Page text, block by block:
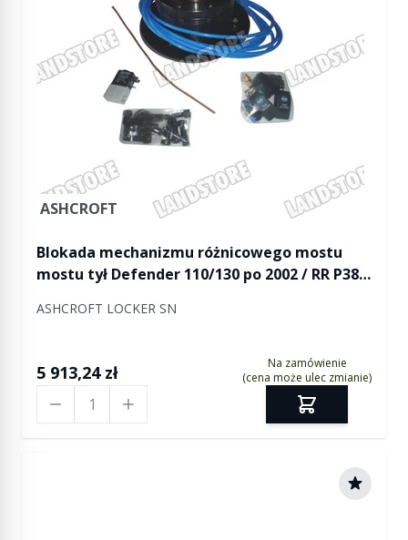
ASHCROFT
Blokada mechanizmu różnicowego mostu
mostu tył Defender 110/130 po 2002 / RR P38
ASHCROFT LOCKER SN
5 913,24 zł
Na zamówienie
(cena może ulec zmianie)